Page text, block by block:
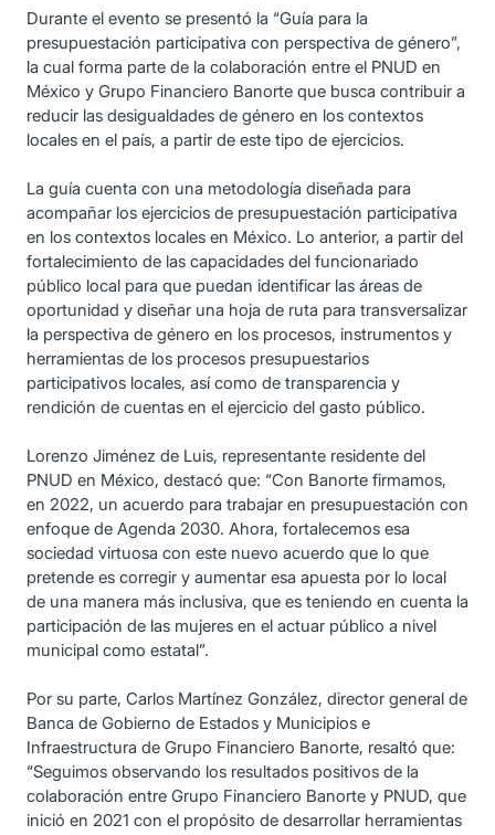
Durante el evento se presentó la “Guía para la
presupuestación participativa con perspectiva de género”,
la cual forma parte de la colaboración entre el PNUD en
México y Grupo Financiero Banorte que busca contribuir a
reducir las desigualdades de género en los contextos
locales en el país, a partir de este tipo de ejercicios.
La guía cuenta con una metodología diseñada para
acompañar los ejercicios de presupuestación participativa
en los contextos locales en México. Lo anterior, a partir del
fortalecimiento de las capacidades del funcionariado
público local para que puedan identificar las áreas de
oportunidad y diseñar una hoja de ruta para transversalizar
la perspectiva de género en los procesos, instrumentos y
herramientas de los procesos presupuestarios
participativos locales, así como de transparencia y
rendición de cuentas en el ejercicio del gasto público.
Lorenzo Jiménez de Luis, representante residente del
PNUD en México, destacó que: “Con Banorte firmamos,
en 2022, un acuerdo para trabajar en presupuestación con
enfoque de Agenda 2030. Ahora, fortalecemos esa
sociedad virtuosa con este nuevo acuerdo que lo que
pretende es corregir y aumentar esa apuesta por lo local
de una manera más inclusiva, que es teniendo en cuenta la
participación de las mujeres en el actuar público a nivel
municipal como estatal”.
Por su parte, Carlos Martínez González, director general de
Banca de Gobierno de Estados y Municipios e
Infraestructura de Grupo Financiero Banorte, resaltó que:
“Seguimos observando los resultados positivos de la
colaboración entre Grupo Financiero Banorte y PNUD, que
inició en 2021 con el propósito de desarrollar herramientas